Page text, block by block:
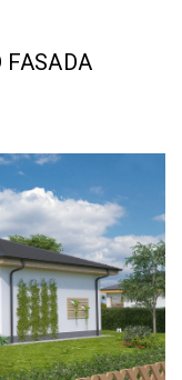
FASADA